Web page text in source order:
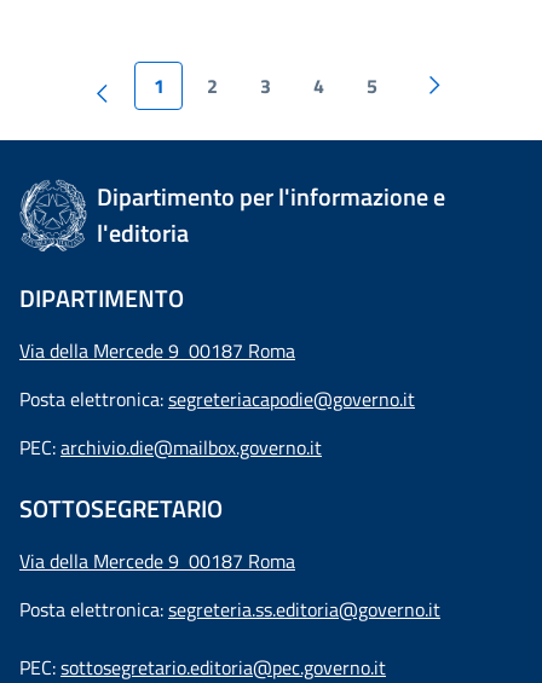
1 2 3 4 5
Dipartimento per l'informazione e
l'editoria
DIPARTIMENTO
Via della Mercede 9 00187 Roma
Posta elettronica:segreteriacapodie@governo.it
PEC:archivio.die@mailbox.governo.it
SOTTOSEGRETARIO
Via della Mercede 9 00187 Roma
Posta elettronica:segreteria.ss.editoria@governo.it
PEC:sottosegretario.editoria@pec.governo.it